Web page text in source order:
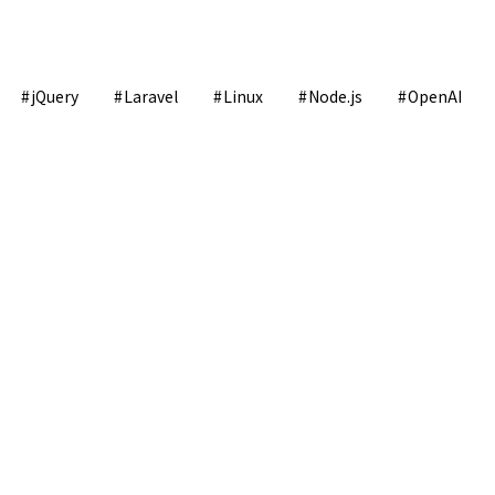
jQuery Laravel Linux Node.js OpenAI